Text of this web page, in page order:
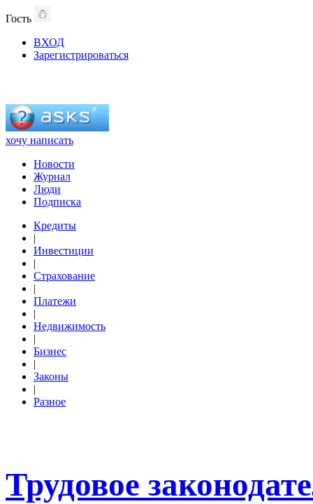
Гость
ВХОД
Зарегистрироваться
хочу написать
Новости
Журнал
Люди
Подписка
Кредиты
|
Инвестиции
|
Страхование
|
Платежи
|
Недвижимость
|
Бизнес
|
Законы
|
Разное
Трудовое